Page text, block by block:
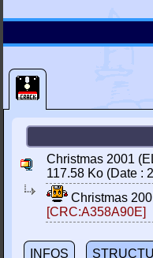
Christmas 2001
117.58 Ko (Date :
Christmas
[CRC:A358A90E]
INFOS